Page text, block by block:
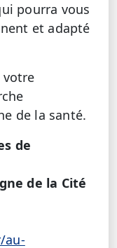
pourra vous
et adapté
votre
de la santé.
de
de la Cité
au-